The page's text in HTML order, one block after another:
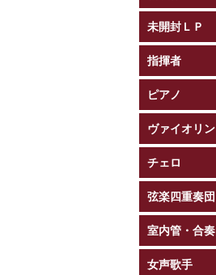
未開封ＬＰ
指揮者
ピアノ
ヴァイオリン
チェロ
弦楽四重奏団
室内管・合
女声歌手